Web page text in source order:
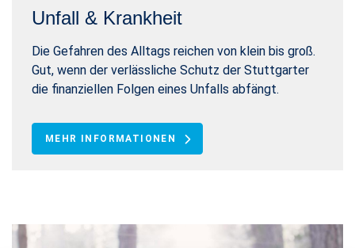
Unfall & Krankheit
Die Gefahren des Alltags reichen von klein bis groß.
Gut, wenn der verlässliche Schutz der Stuttgarter
die finanziellen Folgen eines Unfalls abfängt.
MEHR INFORMATIONEN